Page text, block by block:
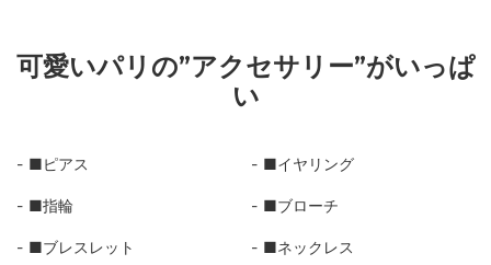
可愛いパリの”アクセサリー”がいっぱ
い
■ピアス ■イヤリング
■指輪 ■ブローチ
■ブレスレット ■ネックレス